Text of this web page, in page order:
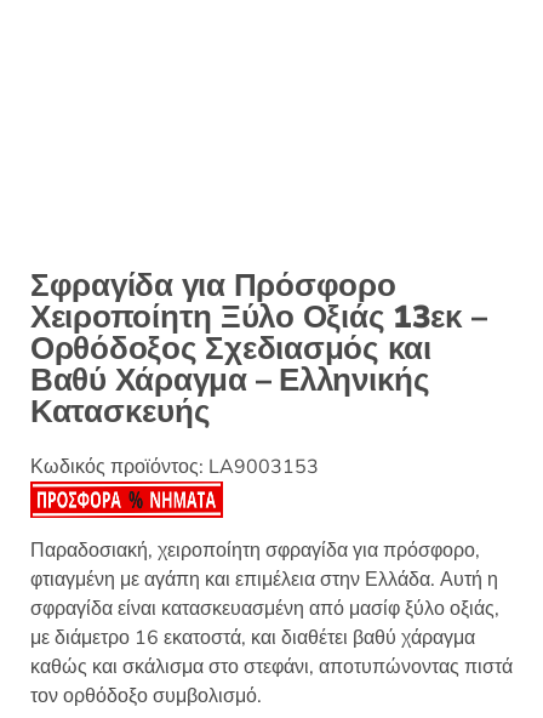
Σφραγίδα για Πρόσφορο
Χειροποίητη Ξύλο Οξιάς 13εκ –
Ορθόδοξος Σχεδιασμός και
Βαθύ Χάραγμα – Ελληνικής
Κατασκευής
Κωδικός προϊόντος: LA9003153
Παραδοσιακή, χειροποίητη σφραγίδα για πρόσφορο,
φτιαγμένη με αγάπη και επιμέλεια στην Ελλάδα. Αυτή η
σφραγίδα είναι κατασκευασμένη από μασίφ ξύλο οξιάς,
με διάμετρο 16 εκατοστά, και διαθέτει βαθύ χάραγμα
καθώς και σκάλισμα στο στεφάνι, αποτυπώνοντας πιστά
τον ορθόδοξο συμβολισμό.